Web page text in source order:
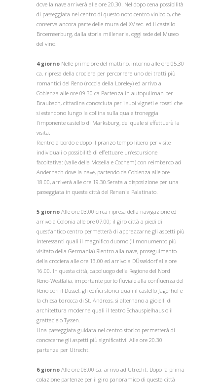
dove la nave arriverà alle ore 20.30. Nel dopo cena possibilità
di passeggiata nel centro di questo noto centro vinicolo, che
conserva ancora parte delle mura del XV sec. ed il castello
Broemserburg, dalla storia millenaria, oggi sede del Museo
del vino.
4 giorno Nelle prime ore del mattino, intorno alle ore 05.30
ca. ripresa della crociera per percorrere uno dei tratti più
romantici del Reno (roccia della Loreley) ed arrivo a
Coblenza alle ore 09.30 ca.Partenza in autopullman per
Braubach, cittadina conosciuta per i suoi vigneti e roseti che
si estendono lungo la collina sulla quale troneggia
l’imponente castello di Marksburg, del quale si effettuerà la
visita.
Rientro a bordo e dopo il pranzo tempo libero per visite
individuali o possibilità di effettuare un’escursione
facoltativa: (valle della Mosella e Cochem) con reimbarco ad
Andernach dove la nave, partendo da Coblenza alle ore
18.00, arriverà alle ore 19.30.Serata a disposizione per una
passeggiata in questa città del Renania Palatinato.
5 giorno Alle ore 03.00 circa ripresa della navigazione ed
arrivo a Colonia alle ore 07.00; il giro città a piedi di
quest’antico centro permetterà di apprezzarne gli aspetti più
interessanti quali il magnifico duomo (il monumento più
visitato della Germania).Rientro alla nave, proseguimento
della crociera alle ore 13.00 ed arrivo a DÜsseldorf alle ore
16.00. In questa città, capoluogo della Regione del Nord
Reno-Westfalia, importante porto fluviale alla confluenza del
Reno con il Dussel, gli edifici storici quali il castello Jagerhof e
la chiesa barocca di St. Andreas, si alternano a gioielli di
architettura moderna quali il teatro Schauspielhaus o il
grattacielo Tyssen.
Una passeggiata guidata nel centro storico permetterà di
conoscerne gli aspetti più significativi. Alle ore 20.30
partenza per Utrecht.
6 giorno Alle ore 08.00 ca. arrivo ad Utrecht. Dopo la prima
colazione partenze per il giro panoramico di questa città